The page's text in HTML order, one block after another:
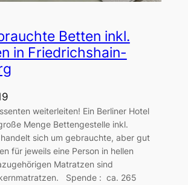
Betten inkl.
in Friedrichshain-
weiterleiten! Ein Berliner Hotel
Menge Bettengestelle inkl.
sich um gebrauchte, aber gut
für jeweils eine Person in hellen
Matratzen sind
Spende : ca. 265